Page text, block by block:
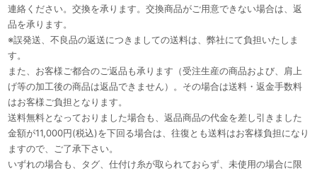
連絡ください。交換を承ります。交換商品がご用意できない場合は、返
品を承ります。
※誤発送、不良品の返送につきましての送料は、弊社にて負担いたしま
す。
また、お客様ご都合のご返品も承ります（受注生産の商品および、肩上
げ等の加工後の商品は返品できません）。その場合は送料・返金手数料
はお客様ご負担となります。
送料無料となっておりました場合も、返品商品の代金を差し引きました
金額が11,000円(税込)を下回る場合は、往復とも送料はお客様負担になり
ますので、ご了承下さい。
いずれの場合も、タグ、仕付け糸が取られておらず、未使用の場合に限